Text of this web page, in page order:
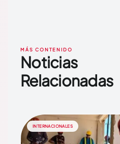
MÁS CONTENIDO
Noticias
Relacionadas
INTERNACIONALES